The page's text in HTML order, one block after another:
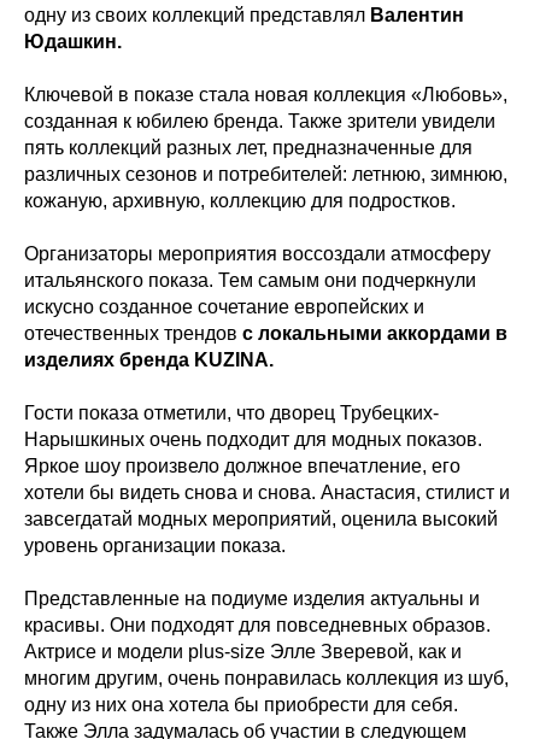
одну из своих коллекций представлял Валентин
Юдашкин.
Ключевой в показе стала новая коллекция «Любовь»,
созданная к юбилею бренда. Также зрители увидели
пять коллекций разных лет, предназначенные для
различных сезонов и потребителей: летнюю, зимнюю,
кожаную, архивную, коллекцию для подростков.
Организаторы мероприятия воссоздали атмосферу
итальянского показа. Тем самым они подчеркнули
искусно созданное сочетание европейских и
отечественных трендов с локальными аккордами в
изделиях бренда KUZINA.
Гости показа отметили, что дворец Трубецких-
Нарышкиных очень подходит для модных показов.
Яркое шоу произвело должное впечатление, его
хотели бы видеть снова и снова. Анастасия, стилист и
завсегдатай модных мероприятий, оценила высокий
уровень организации показа.
Представленные на подиуме изделия актуальны и
красивы. Они подходят для повседневных образов.
Актрисе и модели plus-size Элле Зверевой, как и
многим другим, очень понравилась коллекция из шуб,
одну из них она хотела бы приобрести для себя.
Также Элла задумалась об участии в следующем